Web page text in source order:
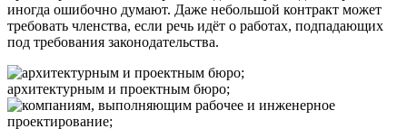
иногда ошибочно думают. Даже небольшой контракт может
требовать членства, если речь идёт о работах, подпадающих
под требования законодательства.
архитектурным и проектным бюро;